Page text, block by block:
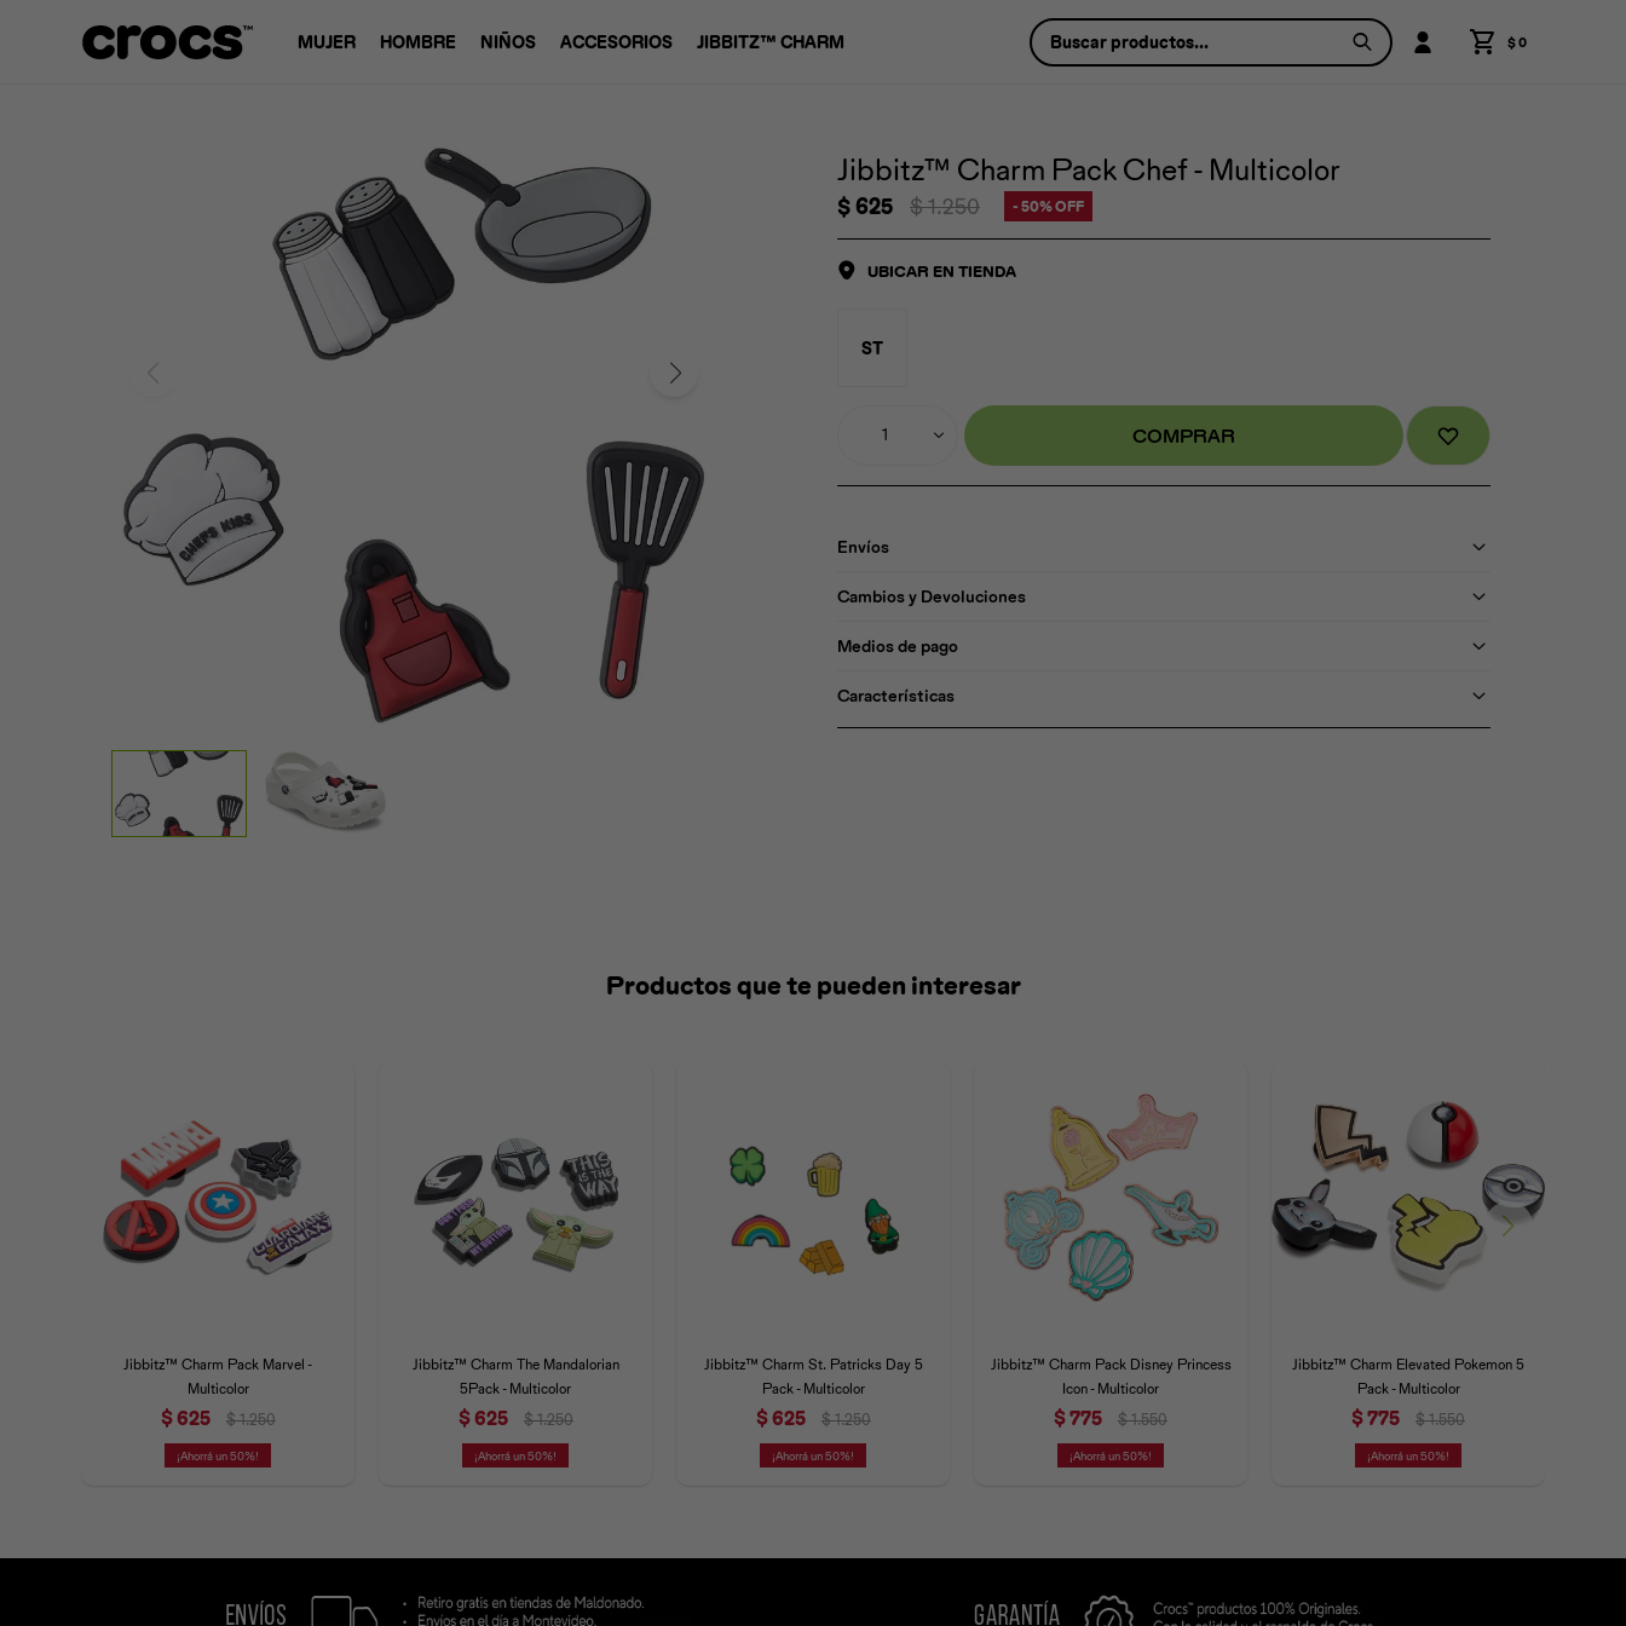
MUJER HOMBRE NIÑOS ACCESORIOS JIBBITZ™ CHARM $0
Jibbitz™ Charm Pack Chef - Multicolor
$625 $1.250 50
UBICAR EN TIENDA
ST
1 COMPRAR
Envíos
Cambios y Devoluciones
Medios de pago
Características
Productos que te pueden interesar
Jibbitz™ Charm Pack Marvel -
Multicolor
$625 $ 1.250
50
Jibbitz™ Charm The Mandalorian
5Pack - Multicolor
$625 $ 1.250
50
Jibbitz™ Charm St. Patricks Day 5
Pack - Multicolor
$625 $ 1.250
50
Jibbitz™ Charm Pack Disney Princess
Icon - Multicolor
$775 $ 1.550
50
Jibbitz™ Charm Elevated Pokemon 5
Pack - Multicolor
$775 $ 1.550
50